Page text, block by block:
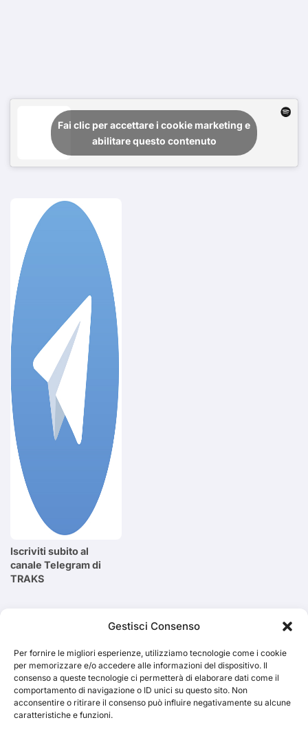
Gestisci Consenso
Per fornire le migliori esperienze, utilizziamo tecnologie come i cookie
per memorizzare e/o accedere alle informazioni del dispositivo. Il
consenso a queste tecnologie ci permetterà di elaborare dati come il
comportamento di navigazione o ID unici su questo sito. Non
acconsentire o ritirare il consenso può influire negativamente su alcune
caratteristiche e funzioni.
Fai clic per accettare i cookie marketing e
abilitare questo contenuto
Iscriviti subito al
canale Telegram di
TRAKS
Cerca